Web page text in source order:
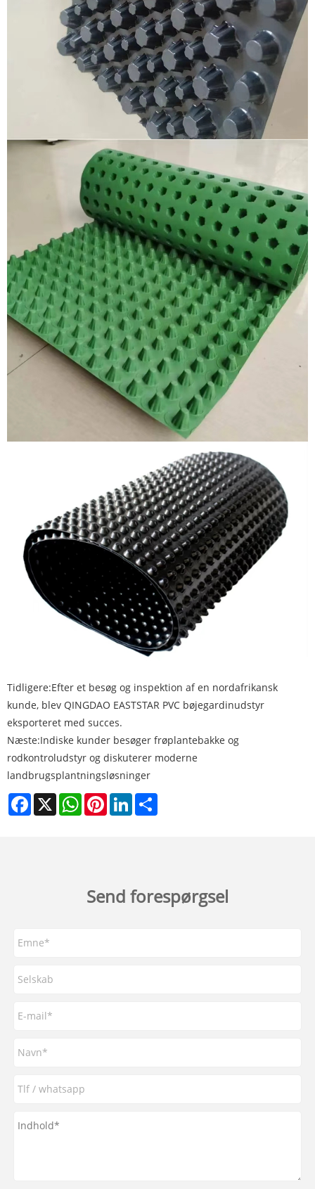
Tidligere:Efter et besøg og inspektion af en nordafrikansk
kunde, blev QINGDAO EASTSTAR PVC bøjegardinudstyr
eksporteret med succes.
Næste:Indiske kunder besøger frøplantebakke og
rodkontroludstyr og diskuterer moderne
landbrugsplantningsløsninger
Facebook
X WhatsAppPinterestLinkedIn
Send forespørgsel